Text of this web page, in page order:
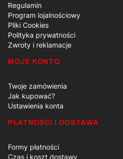
Regulamin
Program lojalnościowy
Pliki Cookies
Polityka prywatności
Zwroty i reklamacje
MOJE KONTO
Twoje zamówienia
Jak kupować?
Ustawienia konta
PŁATNOŚCI I DOSTAWA
Formy płatności
Czas i koszt dostawy